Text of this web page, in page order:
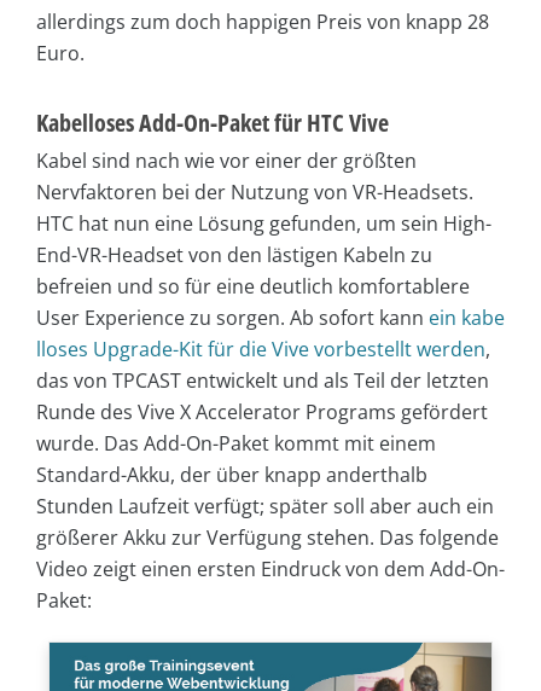
allerdings zum doch happigen Preis von knapp 28
Euro.
Kabelloses Add-On-Paket für HTC Vive
Kabel sind nach wie vor einer der größten
Nervfaktoren bei der Nutzung von VR-Headsets.
HTC hat nun eine Lösung gefunden, um sein High-
End-VR-Headset von den lästigen Kabeln zu
befreien und so für eine deutlich komfortablere
User Experience zu sorgen. Ab sofort kann ein kabe
lloses Upgrade-Kit für die Vive vorbestellt werden,
das von TPCAST entwickelt und als Teil der letzten
Runde des Vive X Accelerator Programs gefördert
wurde. Das Add-On-Paket kommt mit einem
Standard-Akku, der über knapp anderthalb
Stunden Laufzeit verfügt; später soll aber auch ein
größerer Akku zur Verfügung stehen. Das folgende
Video zeigt einen ersten Eindruck von dem Add-On-
Paket: